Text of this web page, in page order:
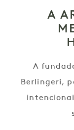
A
A
Berlingeri,